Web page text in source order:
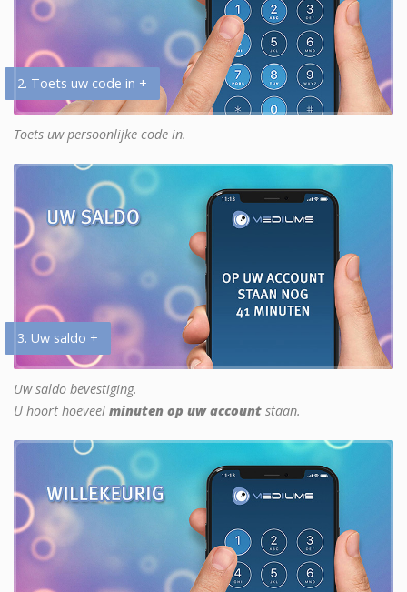
2. Toets uw code in +
Toets uw persoonlijke code in.
3. Uw saldo +
Uw saldo bevestiging.
U hoort hoeveel minuten op uw account staan.